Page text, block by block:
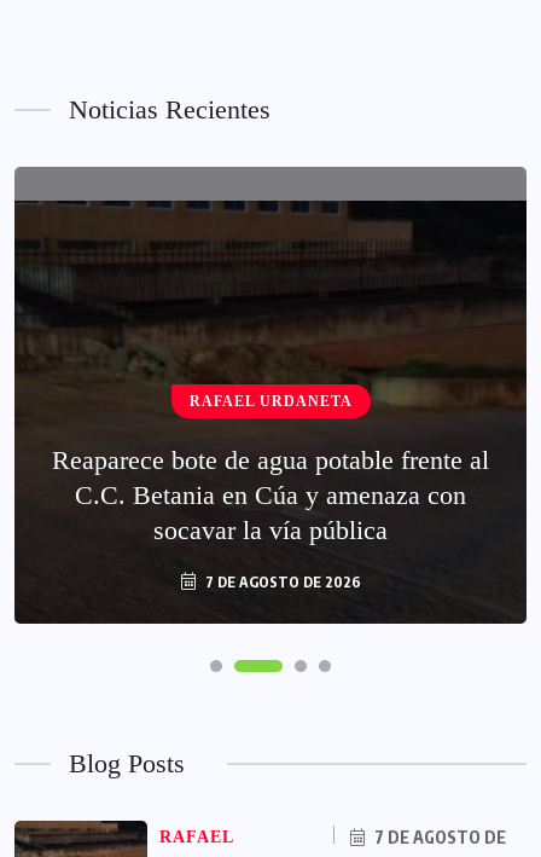
Noticias Recientes
RAFAEL URDANETA
Reaparece bote de agua potable frente al
C.C. Betania en Cúa y amenaza con
socavar la vía pública
7 DE AGOSTO DE 2026
Blog Posts
RAFAEL 7 DE AGOSTO DE